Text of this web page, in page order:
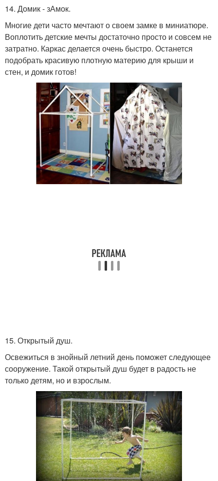
14. Домик - зАмок.
Многие дети часто мечтают о своем замке в миниатюре.
Воплотить детские мечты достаточно просто и совсем не
затратно. Каркас делается очень быстро. Останется
подобрать красивую плотную материю для крыши и
стен, и домик готов!
15. Открытый душ.
Освежиться в знойный летний день поможет следующее
сооружение. Такой открытый душ будет в радость не
только детям, но и взрослым.